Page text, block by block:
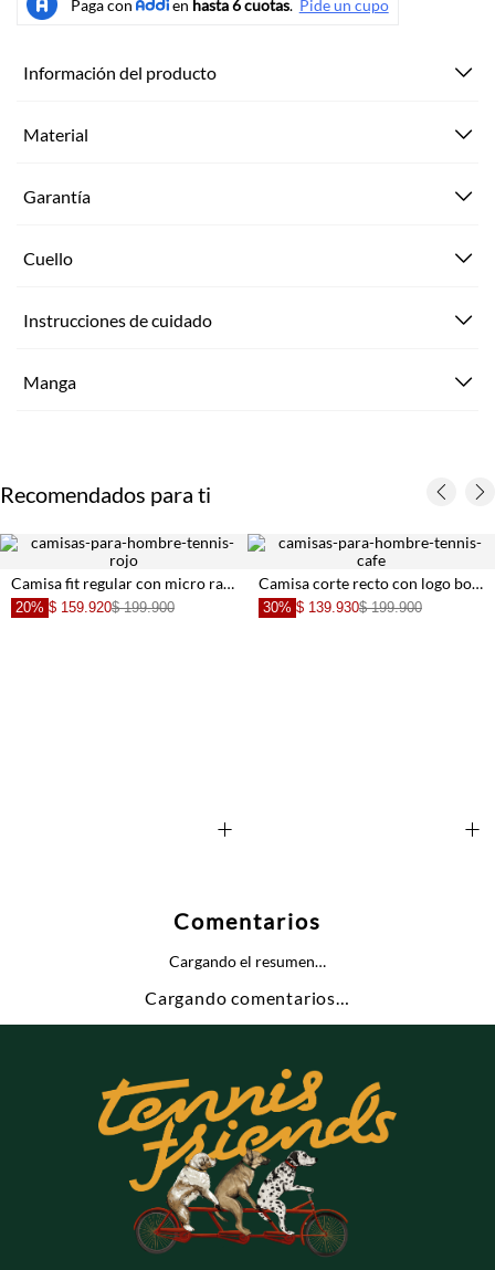
Información del producto
Material
Garantía
Cuello
Instrucciones de cuidado
Manga
Recomendados para ti
+
Camisa fit regular con micro rayas en algodón rosa para hombre
20% $ 159.920$ 199.900
+
Camisa corte recto con logo bordado en algodón gris claro para hombre
30% $ 139.930$ 199.900
Comentarios
Cargando el resumen…
Cargando comentarios…